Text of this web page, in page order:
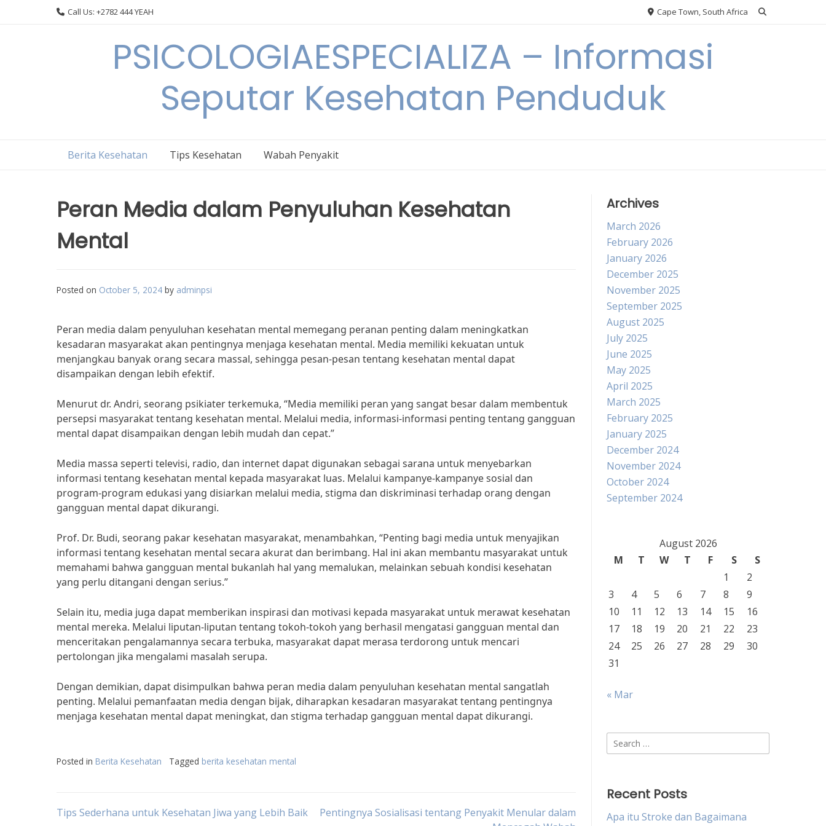
Call Us: +2782 444 YEAH Cape Town, South Africa
PSICOLOGIAESPECIALIZA – Informasi
Seputar Kesehatan Penduduk
Berita Kesehatan Tips Kesehatan Wabah Penyakit
Peran Media dalam Penyuluhan Kesehatan
Mental
Posted on October 5, 2024 by adminpsi
Peran media dalam penyuluhan kesehatan mental memegang peranan penting dalam meningkatkan
kesadaran masyarakat akan pentingnya menjaga kesehatan mental. Media memiliki kekuatan untuk
menjangkau banyak orang secara massal, sehingga pesan-pesan tentang kesehatan mental dapat
disampaikan dengan lebih efektif.
Menurut dr. Andri, seorang psikiater terkemuka, “Media memiliki peran yang sangat besar dalam membentuk
persepsi masyarakat tentang kesehatan mental. Melalui media, informasi-informasi penting tentang gangguan
mental dapat disampaikan dengan lebih mudah dan cepat.”
Media massa seperti televisi, radio, dan internet dapat digunakan sebagai sarana untuk menyebarkan
informasi tentang kesehatan mental kepada masyarakat luas. Melalui kampanye-kampanye sosial dan
program-program edukasi yang disiarkan melalui media, stigma dan diskriminasi terhadap orang dengan
gangguan mental dapat dikurangi.
Prof. Dr. Budi, seorang pakar kesehatan masyarakat, menambahkan, “Penting bagi media untuk menyajikan
informasi tentang kesehatan mental secara akurat dan berimbang. Hal ini akan membantu masyarakat untuk
memahami bahwa gangguan mental bukanlah hal yang memalukan, melainkan sebuah kondisi kesehatan
yang perlu ditangani dengan serius.”
Selain itu, media juga dapat memberikan inspirasi dan motivasi kepada masyarakat untuk merawat kesehatan
mental mereka. Melalui liputan-liputan tentang tokoh-tokoh yang berhasil mengatasi gangguan mental dan
menceritakan pengalamannya secara terbuka, masyarakat dapat merasa terdorong untuk mencari
pertolongan jika mengalami masalah serupa.
Dengan demikian, dapat disimpulkan bahwa peran media dalam penyuluhan kesehatan mental sangatlah
penting. Melalui pemanfaatan media dengan bijak, diharapkan kesadaran masyarakat tentang pentingnya
menjaga kesehatan mental dapat meningkat, dan stigma terhadap gangguan mental dapat dikurangi.
Posted in Berita Kesehatan Tagged berita kesehatan mental
Post
Tips Sederhana untuk Kesehatan Jiwa yang Lebih Baik
Pentingnya Sosialisasi tentang Penyakit Menular dalam
Archives
March 2026
February 2026
January 2026
December 2025
November 2025
September 2025
August 2025
July 2025
June 2025
May 2025
April 2025
March 2025
February 2025
January 2025
December 2024
November 2024
October 2024
September 2024
August 2026
M
T W T F S
S
1
2
3
4 5 6 7 8
9
10
11 12 13 14 15
16
17
18 19 20 21 22
23
24
25 26 27 28 29
30
31
« Mar
Search
for:
Recent Posts
Apa itu Stroke dan Bagaimana